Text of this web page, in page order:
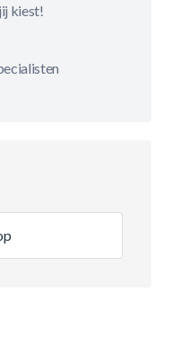
kiest!